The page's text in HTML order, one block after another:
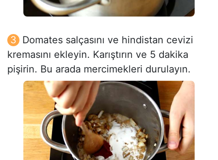
Domates salçasını ve hindistan cevizi
kremasını ekleyin. Karıştırın ve 5 dakika
pişirin. Bu arada mercimekleri durulayın.